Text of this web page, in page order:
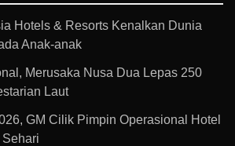
Hotels & Resorts Kenalkan Dunia
Anak-anak
Merusaka Nusa Dua Lepas 250
Laut
GM Cilik Pimpin Operasional Hotel